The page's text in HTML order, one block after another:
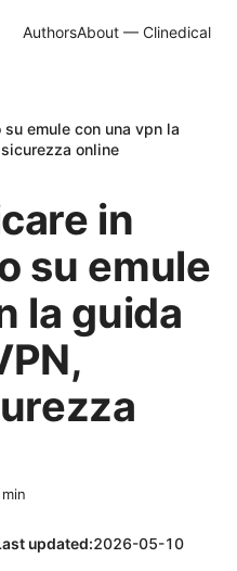
AuthorsAbout — Clinedical
emule con una vpn la
online
in
su emule
la guida
min
updated:2026-05-10